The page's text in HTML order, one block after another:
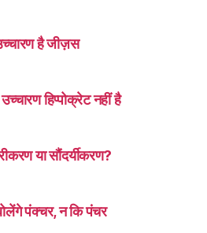
है जीज़स
हिप्पोक्रेट नहीं है
या सौंदर्यीकरण?
पंक्चर, न कि पंचर